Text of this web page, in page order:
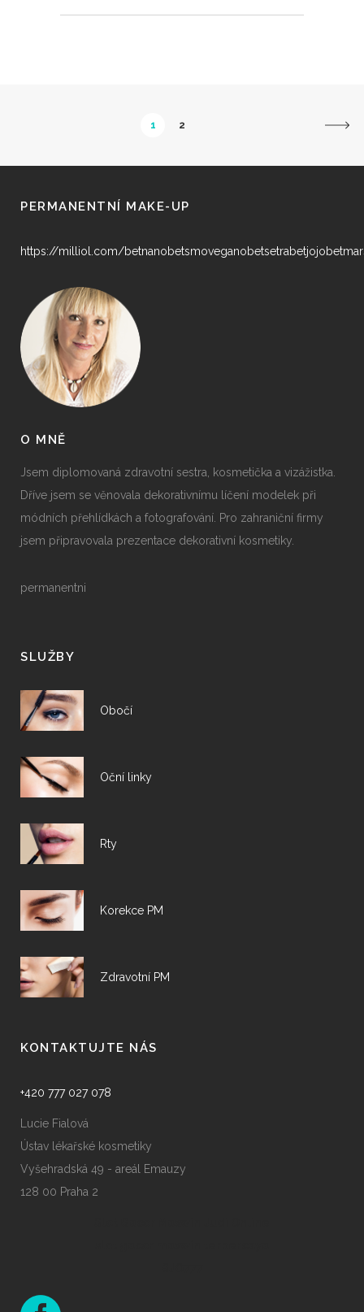
1 2
PERMANENTNÍ MAKE-UP
https://milliol.com/betnanobetsmoveganobetsetrabetjojobet
O MNĚ
Jsem diplomovaná zdravotní sestra, kosmetička a vizážistka.
Dříve jsem se věnovala dekorativnímu líčení modelek při
módních přehlídkách a fotografování. Pro zahraniční firmy
jsem připravovala prezentace dekorativní kosmetiky.
permanentni
SLUŽBY
Obočí
Oční linky
Rty
Korekce PM
Zdravotní PM
KONTAKTUJTE NÁS
+420 777 027 078
Lucie Fialová
Ústav lékařské kosmetiky
Vyšehradská 49 - areál Emauzy
128 00 Praha 2